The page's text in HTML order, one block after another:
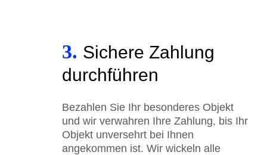
3. Sichere Zahlung
durchführen
Bezahlen Sie Ihr besonderes Objekt
und wir verwahren Ihre Zahlung, bis Ihr
Objekt unversehrt bei Ihnen
angekommen ist. Wir wickeln alle